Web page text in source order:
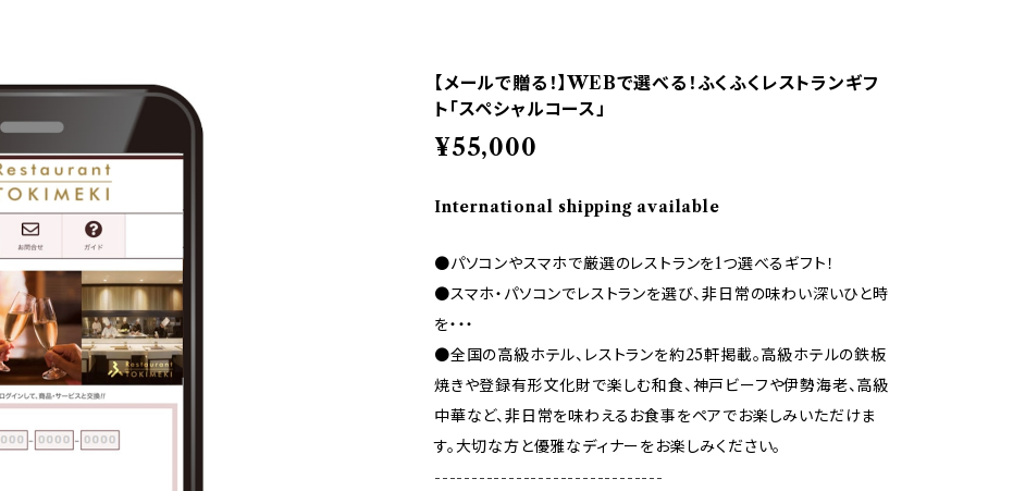
【メールで贈る！】WEBで選べる！ふくふくレストランギフ
ト「スペシャルコース」
¥55,000
International shipping available
●パソコンやスマホで厳選のレストランを1つ選べるギフト！
●スマホ・パソコンでレストランを選び、非日常の味わい深いひと時
を・・・
●全国の高級ホテル、レストランを約25軒掲載。高級ホテルの鉄板
焼きや登録有形文化財で楽しむ和食、神戸ビーフや伊勢海老、高級
中華など、非日常を味わえるお食事をペアでお楽しみいただけま
す。大切な方と優雅なディナーをお楽しみください。
-------------------------------